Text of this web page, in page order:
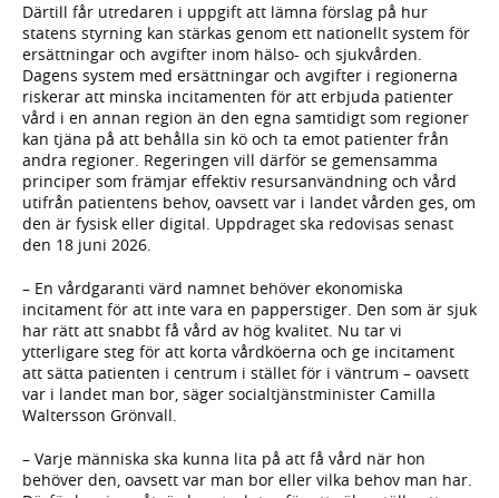
Därtill får utredaren i uppgift att lämna förslag på hur
statens styrning kan stärkas genom ett nationellt system för
ersättningar och avgifter inom hälso- och sjukvården.
Dagens system med ersättningar och avgifter i regionerna
riskerar att minska incitamenten för att erbjuda patienter
vård i en annan region än den egna samtidigt som regioner
kan tjäna på att behålla sin kö och ta emot patienter från
andra regioner. Regeringen vill därför se gemensamma
principer som främjar effektiv resursanvändning och vård
utifrån patientens behov, oavsett var i landet vården ges, om
den är fysisk eller digital. Uppdraget ska redovisas senast
den 18 juni 2026.
– En vårdgaranti värd namnet behöver ekonomiska
incitament för att inte vara en papperstiger. Den som är sjuk
har rätt att snabbt få vård av hög kvalitet. Nu tar vi
ytterligare steg för att korta vårdköerna och ge incitament
att sätta patienten i centrum i stället för i väntrum – oavsett
var i landet man bor, säger socialtjänstminister Camilla
Waltersson Grönvall.
– Varje människa ska kunna lita på att få vård när hon
behöver den, oavsett var man bor eller vilka behov man har.